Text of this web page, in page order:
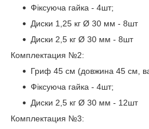
Фіксуюча гайка - 4шт;
Диски 1,25 кг Ø 30 мм - 8шт
Диски 2,5 кг Ø 30 мм - 8шт
Комплектация №2:
Гриф 45 см (довжина 45 см,
Фіксуюча гайка - 4шт;
Диски 2,5 кг Ø 30 мм - 12шт
Комплектация №3: